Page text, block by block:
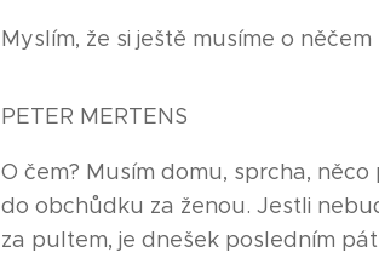
Myslím, že si ještě musíme o
PETER MERTENS
O čem? Musím domu, sprcha, něco
do obchůdku za ženou. Jestli
za pultem, je dnešek posledním